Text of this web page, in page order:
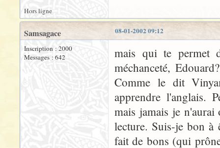
Hors ligne
08-01-2002 09:12
Samsagace
Inscription : 2000
Messages : 642
mais qui te permet
méchanceté,
Comme le dit
apprendre l'anglais.
mais jamais je n'aurai
lecture. Suis-je bon à
fait de bons (qui